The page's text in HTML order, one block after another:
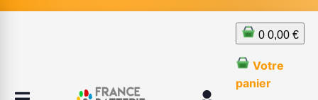
0 0,00 €
Votre
panier